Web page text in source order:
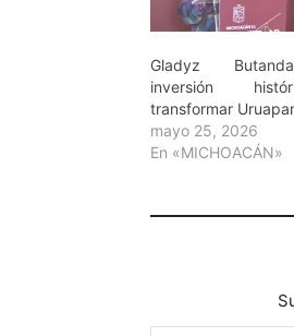
Gladyz
inversión
transformar
mayo 25, 2026
En «MICHOACÁN»
Escribe tu correo electrónico…